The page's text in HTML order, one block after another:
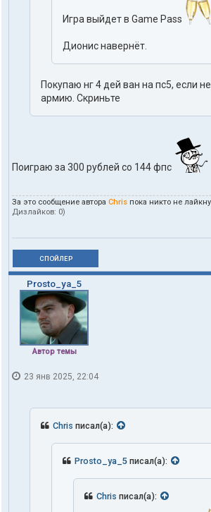
Игра выйдет в Game Pass
Дионис навернёт.
Покупаю нг 4 дей ван на пс5, если
армию. Скриньте
Поиграю за 300 рублей со 144 фпс
За это сообщение автора Chris пока никто не
Дизлайков: 0)
СПОЙЛЕР
Prosto_ya_5
Автор темы
23 янв 2025, 22:04
Chris писал(а):
Prosto_ya_5 писал(а):
Chris писал(а):